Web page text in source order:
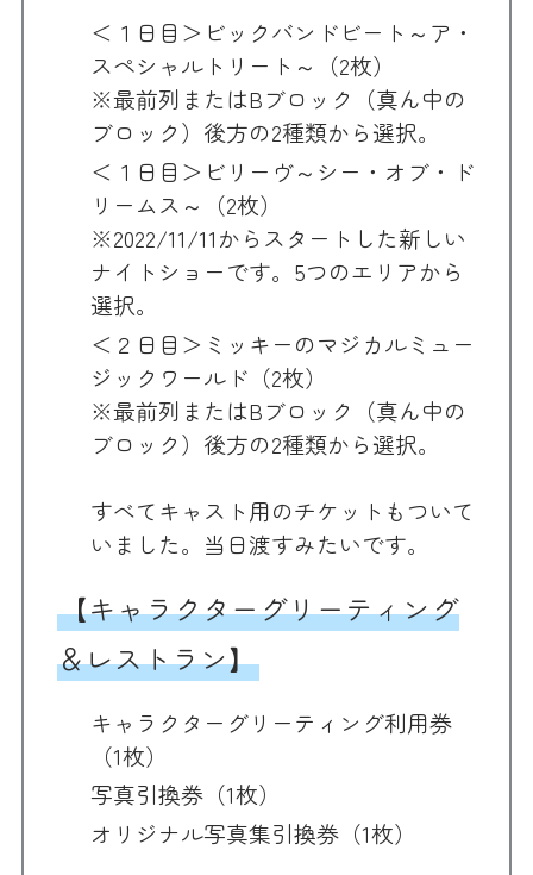
＜１日目＞ビックバンドビート～ア・
スペシャルトリート～（2枚）
※最前列またはBブロック（真ん中の
ブロック）後方の2種類から選択。
＜１日目＞ビリーヴ～シー・オブ・ド
リームス～（2枚）
※2022/11/11からスタートした新しい
ナイトショーです。5つのエリアから
選択。
＜２日目＞ミッキーのマジカルミュー
ジックワールド（2枚）
※最前列またはBブロック（真ん中の
ブロック）後方の2種類から選択。
すべてキャスト用のチケットもついて
いました。当日渡すみたいです。
【キャラクターグリーティング
＆レストラン】
キャラクターグリーティング利用券
（1枚）
写真引換券（1枚）
オリジナル写真集引換券（1枚）